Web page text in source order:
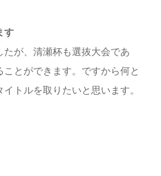
す
が、清瀬杯も選抜大会であ
とができます。ですから何と
トルを取りたいと思います。